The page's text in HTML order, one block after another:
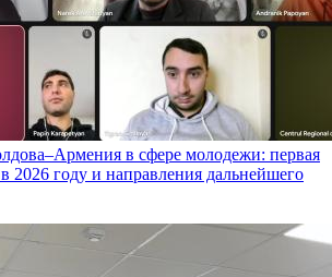
в сфере молодежи: первая
2026 году и направления дальнейшего